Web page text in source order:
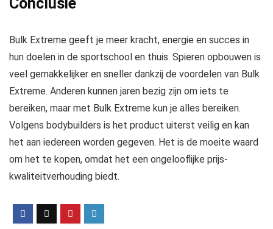
Bulk Extreme geeft je meer kracht, energie en succes in
hun doelen in de sportschool en thuis. Spieren opbouwen is
veel gemakkelijker en sneller dankzij de voordelen van Bulk
Extreme. Anderen kunnen jaren bezig zijn om iets te
bereiken, maar met Bulk Extreme kun je alles bereiken.
Volgens bodybuilders is het product uiterst veilig en kan
het aan iedereen worden gegeven. Het is de moeite waard
om het te kopen, omdat het een ongelooflijke prijs-
kwaliteitverhouding biedt.